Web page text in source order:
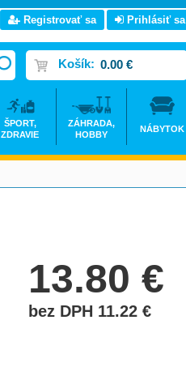
13.80€
bez DPH 11.22€
Registrovať sa Prihlásiť sa
Košík: 0.00 €
ŠPORT,
ZDRAVIE
ZÁHRADA,
HOBBY
NÁBYTOK